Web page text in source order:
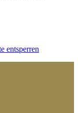
entsperren